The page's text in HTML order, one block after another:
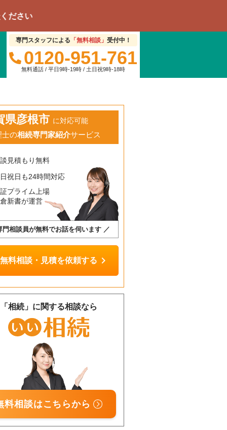
専門スタッフによる 「無料相談」 受付中！
0120-951-761
無料通話 / 平日9時-19時 / 土日祝9時-18時
県彦根市 に対応可能
士の相続専門家紹介サービス
見積もり無料
祝日も24時間対応
プライム上場
新書が運営
門相談員が無料でお話を伺います ／
無料相談・見積を依頼する chevron_right
「相続」に関する相談なら
料相談はこちらから